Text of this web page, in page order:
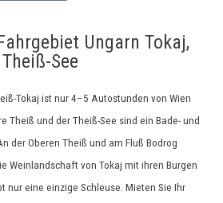
Ungarn Tokaj,
See
Tokaj ist nur 4–5 Autostunden von Wien
Theiß und der Theiß-See sind ein Bade- und
der Oberen Theiß und am Fluß Bodrog
Weinlandschaft von Tokaj mit ihren Burgen
nur eine einzige Schleuse. Mieten Sie Ihr